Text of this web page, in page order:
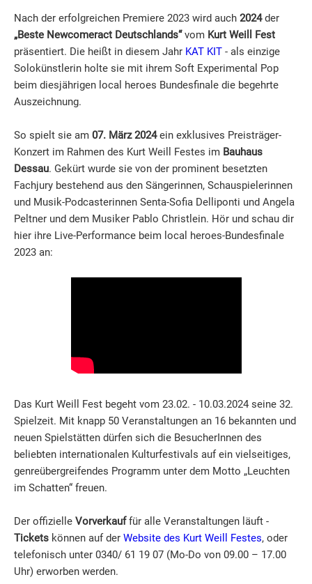
Nach der erfolgreichen Premiere 2023 wird auch 2024der
„Beste Newcomeract Deutschlands“vom Kurt Weill Fest
präsentiert. Die heißt in diesem Jahr KAT KIT - als einzige
Solokünstlerin holte sie mit ihrem Soft Experimental Pop
beim diesjährigen local heroes Bundesfinale die begehrte
Auszeichnung.
So spielt sie am 07. März 2024ein exklusives Preisträger-
Konzert im Rahmen des Kurt Weill Festes im Bauhaus
Dessau. Gekürt wurde sie von der prominent besetzten
Fachjury bestehend aus den Sängerinnen, Schauspielerinnen
und Musik-Podcasterinnen Senta-Sofia Delliponti und Angela
Peltner und dem Musiker Pablo Christlein. Hör und schau dir
hier ihre Live-Performance beim local heroes-Bundesfinale
2023 an:
Das Kurt Weill Fest begeht vom 23.02. - 10.03.2024 seine 32.
Spielzeit. Mit knapp 50 Veranstaltungen an 16 bekannten und
neuen Spielstätten dürfen sich die BesucherInnen des
beliebten internationalen Kulturfestivals auf ein vielseitiges,
genreübergreifendes Programm unter dem Motto „Leuchten
im Schatten“ freuen.
Der offizielle Vorverkauffür alle Veranstaltungen läuft -
Tickets können auf der Website des Kurt Weill Festes, oder
telefonisch unter 0340/ 61 19 07 (Mo-Do von 09.00 – 17.00
Uhr) erworben werden.